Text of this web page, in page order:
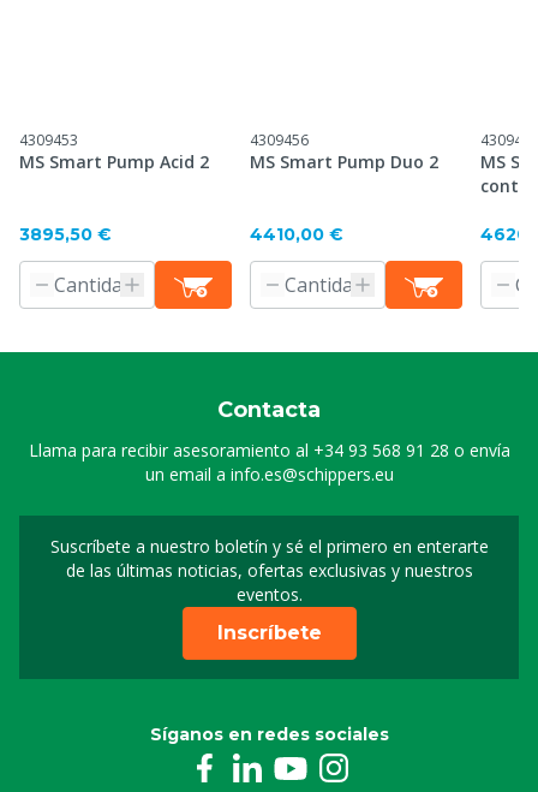
4309453
MS Smart Pump Acid 2
3895,50 €
4309456
MS Smart Pump Duo 2
4410,00 €
4309467
MS
Contacta
Llama para recibir asesoramiento al +34 93 568 91 28 o envía
un email a info.es@schippers.eu
Suscríbete a nuestro boletín y sé el primero en enterarte
de las últimas noticias, ofertas exclusivas y nuestros
eventos.
Suscripción a nuestro
Inscríbete
Síganos en redes sociales